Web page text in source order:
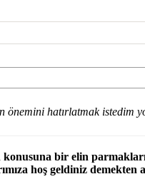
önemini hatırlatmak istedim
bir elin
hoş geldiniz